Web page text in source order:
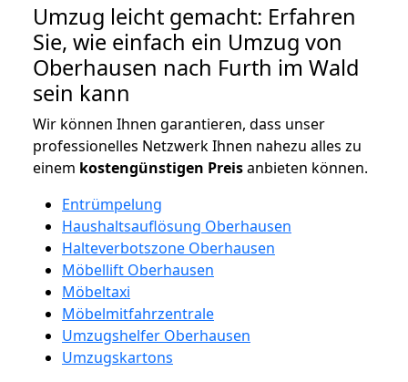
Umzug leicht gemacht: Erfahren
Sie, wie einfach ein Umzug von
Oberhausen nach Furth im Wald
sein kann
Wir können Ihnen garantieren, dass unser
professionelles Netzwerk Ihnen nahezu alles zu
einem kostengünstigen Preisanbieten können.
Entrümpelung
Haushaltsauflösung Oberhausen
Halteverbotszone Oberhausen
Möbellift Oberhausen
Möbeltaxi
Möbelmitfahrzentrale
Umzugshelfer Oberhausen
Umzugskartons